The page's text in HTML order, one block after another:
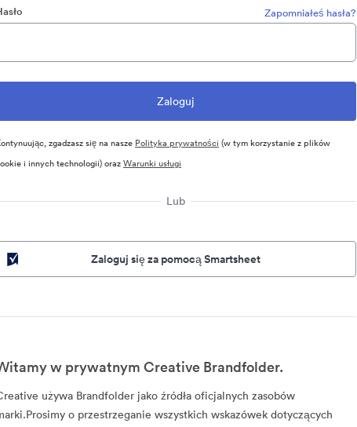
Zapomniałeś hasła?
zgadzasz się na nasze Polityka prywatności (w tym korzystanie z plików
i innych technologii) orazWarunki usługi
Lub
Zaloguj się za pomocą Smartsheet
w prywatnym Creative Brandfolder.
używa Brandfolder jako źródła oficjalnych zasobów
o przestrzeganie wszystkich wskazówek dotyczących